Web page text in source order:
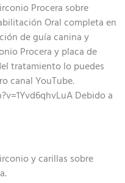
Procera sobre
Oral completa en
de guía canina y
Procera y placa de
tratamiento lo puedes
canal YouTube.
Debido a
y carillas sobre